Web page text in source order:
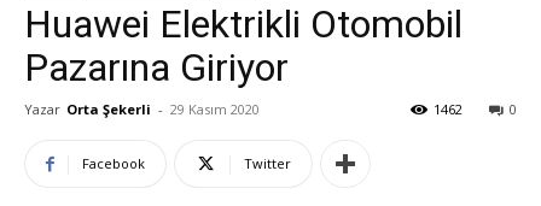
Huawei Elektrikli Otomobil
Pazarına Giriyor
Yazar Orta Şekerli - 29 Kasım 2020 0
1462
Facebook Twitter